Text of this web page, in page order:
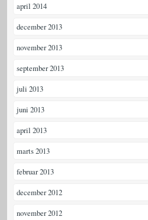
april 2014
december 2013
november 2013
september 2013
juli 2013
juni 2013
april 2013
marts 2013
februar 2013
december 2012
november 2012